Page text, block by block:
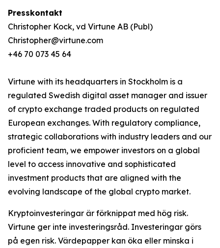
Presskontakt
Christopher Kock, vd Virtune AB (Publ)
Christopher@virtune.com
+46 70 073 45 64
Virtune with its headquarters in Stockholm is a
regulated Swedish digital asset manager and issuer
of crypto exchange traded products on regulated
European exchanges. With regulatory compliance,
strategic collaborations with industry leaders and our
proficient team, we empower investors on a global
level to access innovative and sophisticated
investment products that are aligned with the
evolving landscape of the global crypto market.
Kryptoinvesteringar är förknippat med hög risk.
Virtune ger inte investeringsråd. Investeringar görs
på egen risk. Värdepapper kan öka eller minska i